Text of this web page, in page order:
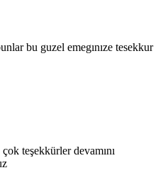
bu guzel emegınıze tesekkur
teşekkürler devamını